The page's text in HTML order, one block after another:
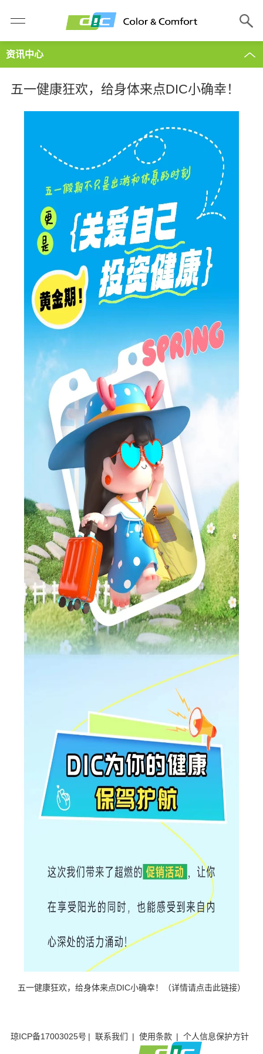
资讯中心
五一健康狂欢，给身体来点DIC小确幸！
五一健康狂欢，给身体来点DIC小确幸！（详情请点击此链接）
琼ICP备17003025号 | 联系我们 | 使用条款 | 个人信息保护方针